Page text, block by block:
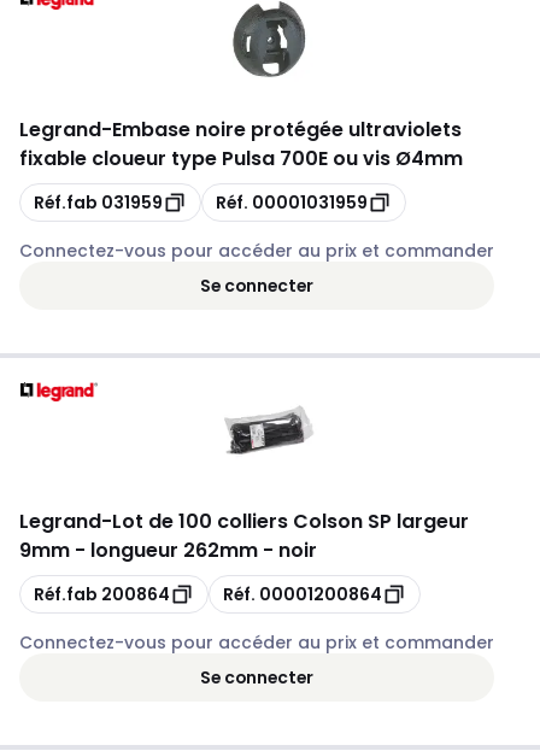
Legrand-Embase noire protégée ultraviolets
fixable cloueur type Pulsa 700E ou vis Ø4mm
Copie
Réf.fab 031959 Copie
Réf. 00001031959
Connectez-vous pour accéder au prix et commander
Se connecter
Legrand-Lot de 100 colliers Colson SP largeur
9mm - longueur 262mm - noir
Copie
Réf.fab 200864 Copie
Réf. 00001200864
Connectez-vous pour accéder au prix et commander
Se connecter